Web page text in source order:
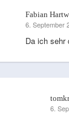
Fabian
6. September
Da ich sehr
6.